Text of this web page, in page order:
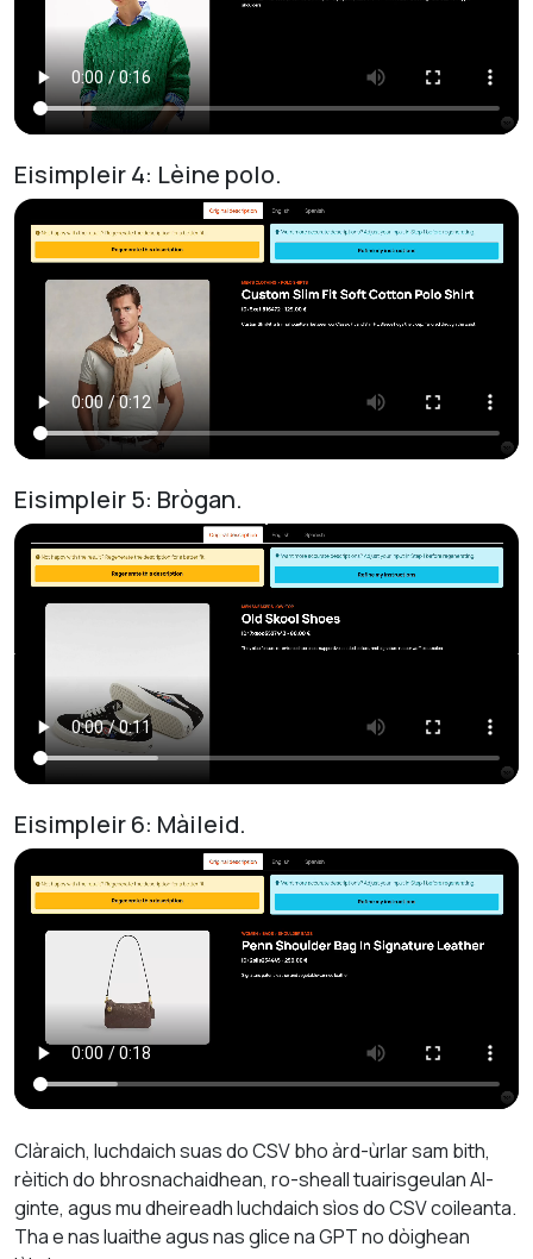
Eisimpleir 4: Lèine polo.
Eisimpleir 5: Brògan.
Eisimpleir 6: Màileid.
Clàraich, luchdaich suas do CSV bho àrd-ùrlar sam bith,
rèitich do bhrosnachaidhean, ro-sheall tuairisgeulan AI-
ginte, agus mu dheireadh luchdaich sìos do CSV coileanta.
Tha e nas luaithe agus nas glice na GPT no dòighean